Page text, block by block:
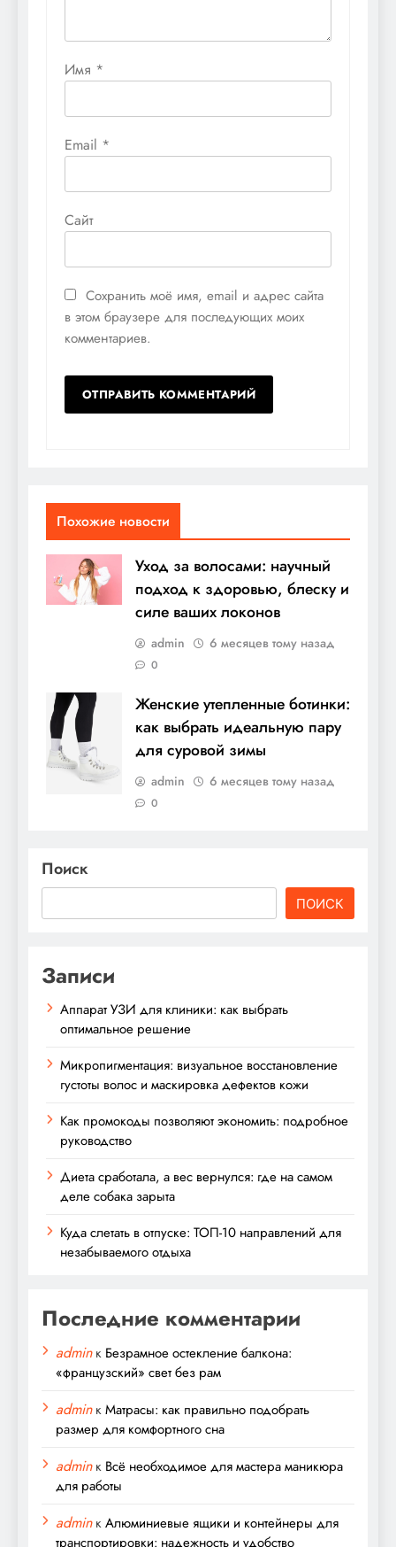
Имя *
Email *
Сайт
Сохранить моё имя, email и адрес сайта
в этом браузере для последующих моих
комментариев.
Похожие новости
Уход за волосами: научный
подход к здоровью, блеску и
силе ваших локонов
admin 6 месяцев тому назад
0
Женские утепленные ботинки:
как выбрать идеальную пару
для суровой зимы
admin 6 месяцев тому назад
0
Поиск
ПОИСК
Записи
Аппарат УЗИ для клиники: как выбрать
оптимальное решение
Микропигментация: визуальное восстановление
густоты волос и маскировка дефектов кожи
Как промокоды позволяют экономить: подробное
руководство
Диета сработала, а вес вернулся: где на самом
деле собака зарыта
Куда слетать в отпуске: ТОП-10 направлений для
незабываемого отдыха
Последние комментарии
adminк Безрамное остекление балкона:
«французский» свет без рам
adminкМатрасы: как правильно подобрать
размер для комфортного сна
adminк Всё необходимое для мастера маникюра
для работы
adminкАлюминиевые ящики и контейнеры для
транспортировки: надежность и удобство